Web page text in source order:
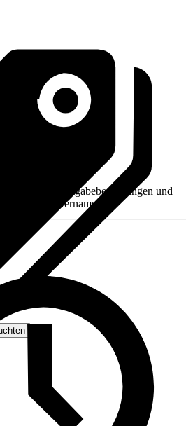
wie z. B. Rückgabebedingungen und
Verkäufernamen.